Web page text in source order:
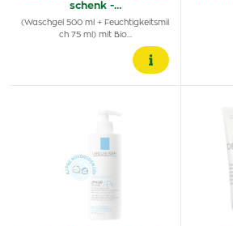
schenk -…
(Waschgel 500 ml + Feuchtigkeitsmil
ch 75 ml) mit Bio…